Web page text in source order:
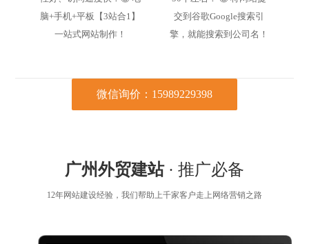
脑+手机+平板【3站合1】
一站式网站制作！
交到谷歌Google搜索引
擎，就能搜索到公司名！
微信询价：15989229398
广州外贸建站· 推广必备
12年网站建设经验，我们帮助上千家客户走上网络营销之路